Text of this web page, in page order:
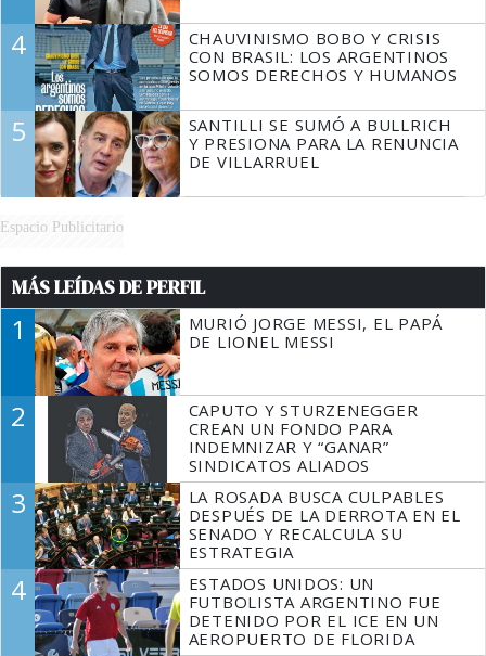
4
CHAUVINISMO BOBO Y CRISIS
CON BRASIL: LOS ARGENTINOS
SOMOS DERECHOS Y HUMANOS
5
SANTILLI SE SUMÓ A BULLRICH
Y PRESIONA PARA LA RENUNCIA
DE VILLARRUEL
Espacio Publicitario
MÁS LEÍDAS DE PERFIL
1
MURIÓ JORGE MESSI, EL PAPÁ
DE LIONEL MESSI
2
CAPUTO Y STURZENEGGER
CREAN UN FONDO PARA
INDEMNIZAR Y “GANAR”
SINDICATOS ALIADOS
3
LA ROSADA BUSCA CULPABLES
DESPUÉS DE LA DERROTA EN EL
SENADO Y RECALCULA SU
ESTRATEGIA
4
ESTADOS UNIDOS: UN
FUTBOLISTA ARGENTINO FUE
DETENIDO POR EL ICE EN UN
AEROPUERTO DE FLORIDA